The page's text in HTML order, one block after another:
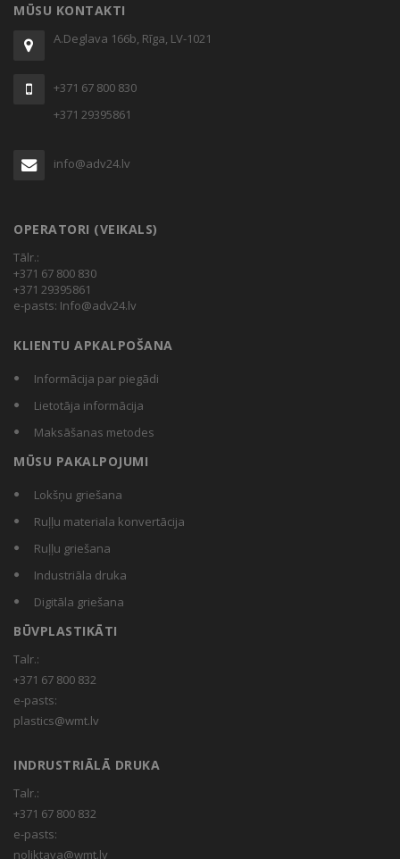
MŪSU KONTAKTI
A.Deglava 166b, Rīga, LV-1021
+371 67 800 830
+371 29395861
info@adv24.lv
OPERATORI (VEIKALS)
Tālr.:
+371 67 800 830
+371 29395861
e-pasts: Info@adv24.lv
KLIENTU APKALPOŠANA
Informācija par piegādi
Lietotāja informācija
Maksāšanas metodes
MŪSU PAKALPOJUMI
Lokšņu griešana
Ruļļu materiala konvertācija
Ruļļu griešana
Industriāla druka
Digitāla griešana
BŪVPLASTIKĀTI
Talr.:
+371 67 800 832
e-pasts:
plastics@wmt.lv
INDRUSTRIĀLĀ DRUKA
Talr.:
+371 67 800 832
e-pasts:
noliktava@wmt.lv